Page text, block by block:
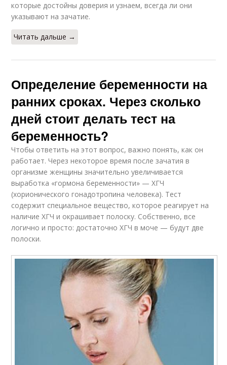
которые достойны доверия и узнаем, всегда ли они
указывают на зачатие.
Читать дальше →
Определение беременности на
ранних сроках. Через сколько
дней стоит делать тест на
беременность?
Чтобы ответить на этот вопрос, важно понять, как он
работает. Через некоторое время после зачатия в
организме женщины значительно увеличивается
выработка «гормона беременности» — ХГЧ
(хорионического гонадотропина человека). Тест
содержит специальное вещество, которое реагирует на
наличие ХГЧ и окрашивает полоску. Собственно, все
логично и просто: достаточно ХГЧ в моче — будут две
полоски.